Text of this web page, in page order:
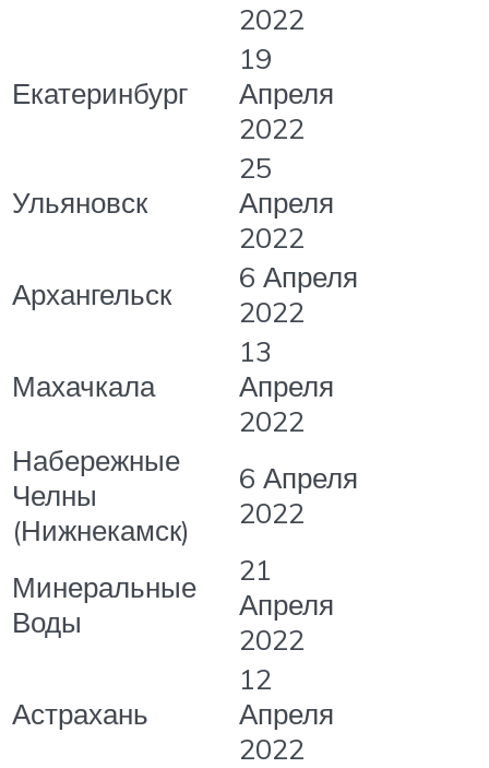
2022
Екатеринбург
19
Апреля
2022
Ульяновск
25
Апреля
2022
Архангельск
6 Апреля
2022
Махачкала
13
Апреля
2022
Набережные
Челны
(Нижнекамск)
6 Апреля
2022
Минеральные
Воды
21
Апреля
2022
Астрахань
12
Апреля
2022